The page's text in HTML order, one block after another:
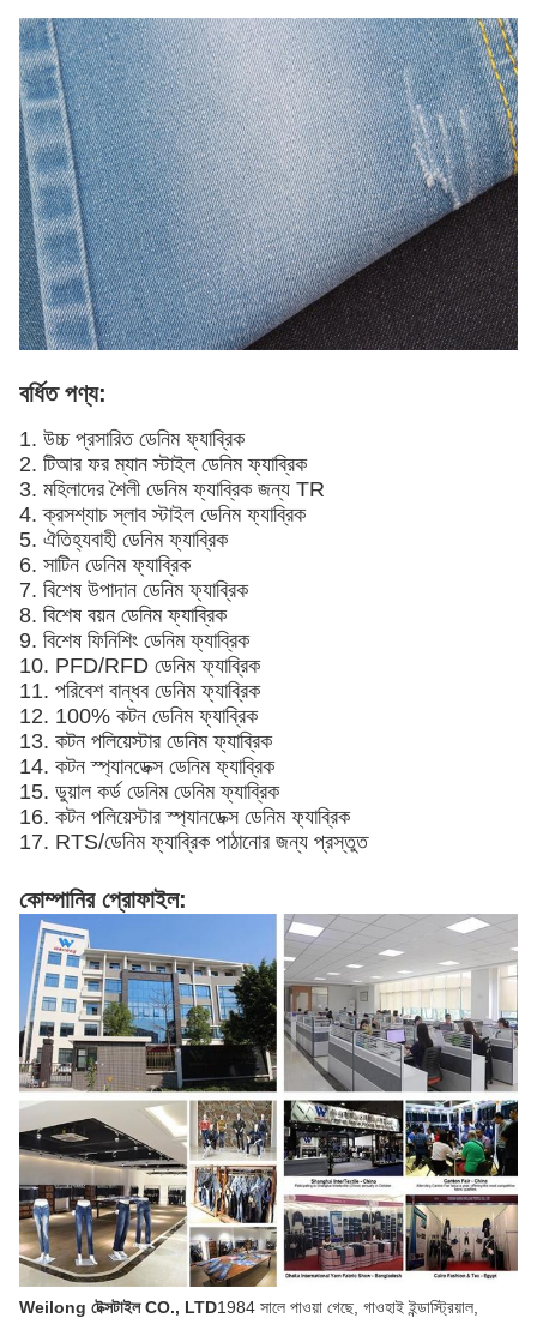
বর্ধিত পণ্য:
1. উচ্চ প্রসারিত ডেনিম ফ্যাব্রিক
2. টিআর ফর ম্যান স্টাইল ডেনিম ফ্যাব্রিক
3. মহিলাদের শৈলী ডেনিম ফ্যাব্রিক জন্য TR
4. ক্রসশ্যাচ স্লাব স্টাইল ডেনিম ফ্যাব্রিক
5. ঐতিহ্যবাহী ডেনিম ফ্যাব্রিক
6. সাটিন ডেনিম ফ্যাব্রিক
7. বিশেষ উপাদান ডেনিম ফ্যাব্রিক
8. বিশেষ বয়ন ডেনিম ফ্যাব্রিক
9. বিশেষ ফিনিশিং ডেনিম ফ্যাব্রিক
10. PFD/RFD ডেনিম ফ্যাব্রিক
11. পরিবেশ বান্ধব ডেনিম ফ্যাব্রিক
12. 100% কটন ডেনিম ফ্যাব্রিক
13. কটন পলিয়েস্টার ডেনিম ফ্যাব্রিক
14. কটন স্প্যানডেক্স ডেনিম ফ্যাব্রিক
15. ডুয়াল কর্ড ডেনিম ডেনিম ফ্যাব্রিক
16. কটন পলিয়েস্টার স্প্যানডেক্স ডেনিম ফ্যাব্রিক
17. RTS/ডেনিম ফ্যাব্রিক পাঠানোর জন্য প্রস্তুত
কোম্পানির প্রোফাইল:
Weilong টেক্সটাইল CO., LTD1984 সালে পাওয়া গেছে, গাওহাই ইন্ডাস্ট্রিয়াল,